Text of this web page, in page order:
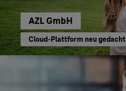
AZL GmbH
Cloud-Plattform neu gedacht